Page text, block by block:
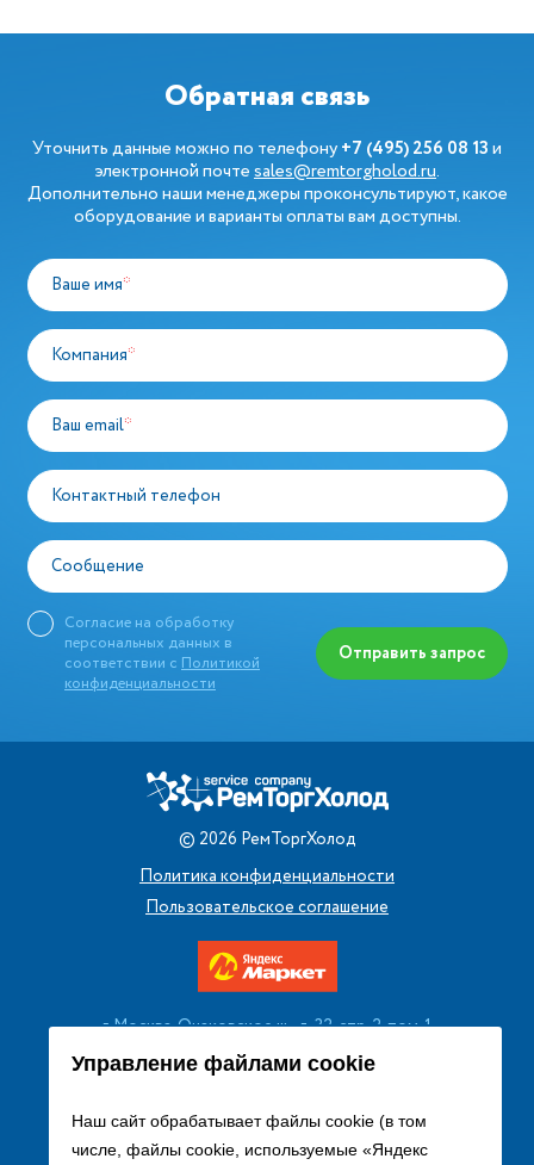
Управление файлами cookie
Наш сайт обрабатывает файлы cookie (в том
числе, файлы cookie, используемые «Яндекс
Обратная связь
Уточнить данные можно по телефону+7 (495) 256 08 13и
электронной почтеsales@remtorgholod.ru.
Дополнительно наши менеджеры проконсультируют, какое
оборудование и варианты оплаты вам доступны.
Ваше имя*
Компания*
Ваш email*
Контактный телефон
Сообщение
Согласие на обработку
персональных данных в
соответствии с Политикой
конфиденциальности
Отправить запрос
© 2026 РемТоргХолод
Политика конфиденциальности
Пользовательское соглашение
г. Москва, Очаковское ш., д. 32, стр. 2, пом. 1
+7 (495) 256 08 13
Заказать звонок